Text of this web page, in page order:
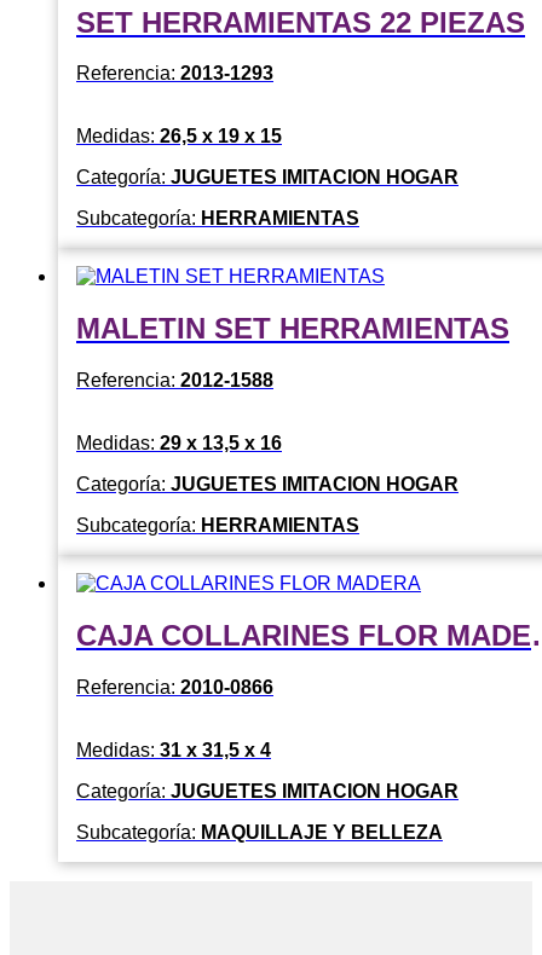
SET HERRAMIENTAS 22 PIEZAS
Referencia: 2013-1293
Medidas: 26,5 x 19 x 15
Categoría: JUGUETES IMITACION HOGAR
Subcategoría: HERRAMIENTAS
MALETIN SET HERRAMIENTAS
Referencia: 2012-1588
Medidas: 29 x 13,5 x 16
Categoría: JUGUETES IMITACION HOGAR
Subcategoría: HERRAMIENTAS
CAJA
Referencia: 2010-0866
Medidas: 31 x 31,5 x 4
Categoría: JUGUETES IMITACION HOGAR
Subcategoría: MAQUILLAJE Y BELLEZA